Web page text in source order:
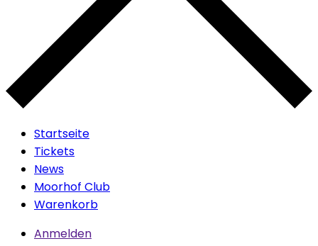
Startseite
Tickets
News
Moorhof Club
Warenkorb
Anmelden